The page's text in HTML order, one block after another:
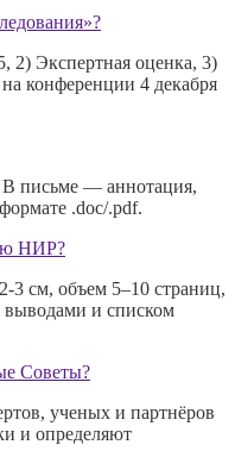
2) Экспертная оценка, 3)
конференции 4 декабря
В письме — аннотация,
.doc/.pdf.
НИР?
3 см, объем 5–10 страниц,
выводами и списком
Советы?
ученых и партнёров
и определяют